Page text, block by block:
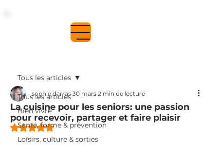
Tous les articles
Bien vivre
Santé, forme & prévention
Loisirs, culture & sorties
Tous les articles
La cuisine pour les seniors: une passion
pour recevoir, partager et faire plaisir
sophie darras 30 mars 2 min de lecture
Noté NaN étoiles sur 5.